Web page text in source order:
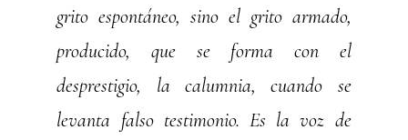
grito espontáneo, sino el grito armado,
producido, que se forma con el
desprestigio, la calumnia, cuando se
levanta falso testimonio. Es la voz de